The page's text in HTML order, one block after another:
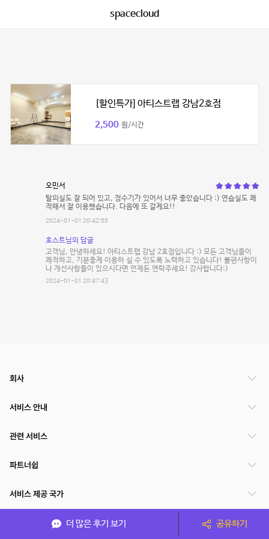
spacecloud
[할인특가] 아티스트랩 강남2호점
2,500 원/시간
오민서
탈의실도 잘 되어 있고, 정수기가 있어서 너무 좋았습니다 :) 연습실도 쾌
적해서 잘 이용했습니다. 다음에 또 갈게요!!
2024-01-01 20:42:55
호스트님의 답글
고객님, 안녕하세요! 아티스트랩 강남 2호점입니다 :) 모든 고객님들이
쾌적하고, 기분좋게 이용하 실 수 있도록 노력하고 있습니다! 불편사항이
나 개선사항들이 있으시다면 언제든 연락주세요! 감사합니다:)
2024-01-01 20:47:43
더 많은 후기 보기 공유하기
회사
서비스 안내
관련 서비스
파트너쉽
서비스 제공 국가